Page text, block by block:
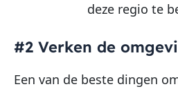
deze regio te
#2 Verken de
Een van de beste dingen